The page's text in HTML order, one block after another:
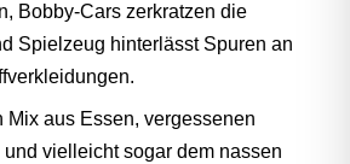
Bobby-Cars zerkratzen die
Spielzeug hinterlässt Spuren an
Mix aus Essen, vergessenen
vielleicht sogar dem nassen